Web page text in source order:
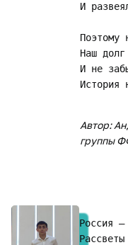
И
Поэтому
Наш
И не
История
Автор:
группы
Россия